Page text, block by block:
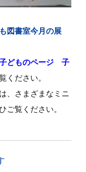
図書室今月の展
どものページ 子
ください。
、さまざまなミニ
ご覧ください。